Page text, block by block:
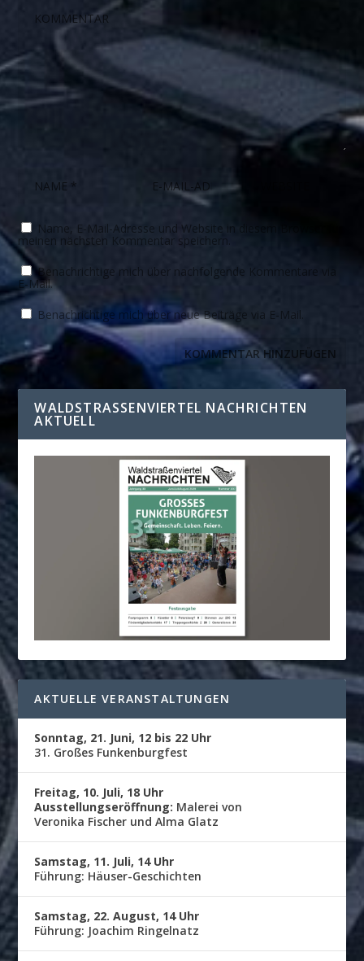
Name, E-Mail-Adresse und Website in diesem Browser für
meinen nächsten Kommentar speichern.
Benachrichtige mich über nachfolgende Kommentare via
E-Mail.
Benachrichtige mich über neue Beiträge via E-Mail.
WALDSTRASSENVIERTEL NACHRICHTEN A
KTUELL
AKTUELLE VERANSTALTUNGEN
Sonntag, 21. Juni, 12 bis 22 Uhr
31. Großes Funkenburgfest
Freitag, 10. Juli, 18 Uhr
Ausstellungseröffnung: Malerei von
Veronika Fischer und Alma Glatz
Samstag, 11. Juli, 14 Uhr
Führung: Häuser-Geschichten
Samstag, 22. August, 14 Uhr
Führung: Joachim Ringelnatz